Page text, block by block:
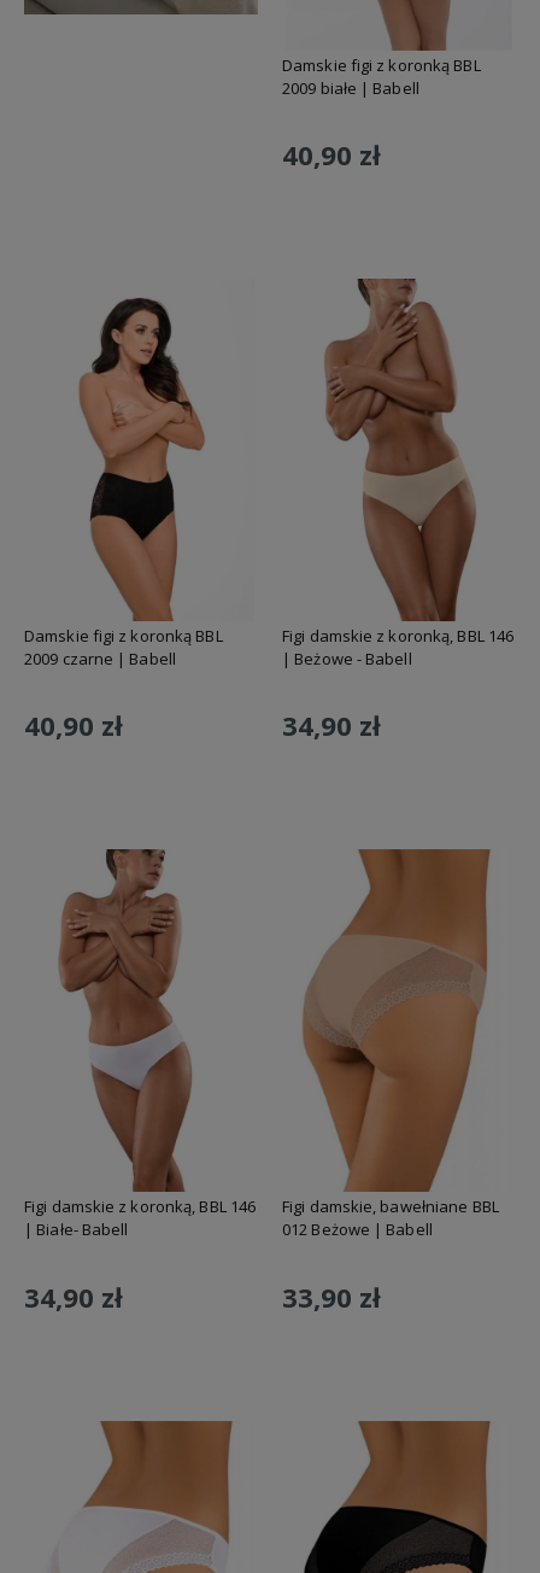
Damskie figi z koronką BBL
2009 białe | Babell
40,90 zł
Damskie figi z koronką BBL
2009 czarne | Babell
40,90 zł
Figi damskie z koronką, BBL 146
| Beżowe - Babell
34,90 zł
Figi damskie z koronką, BBL 146
| Białe- Babell
34,90 zł
Figi damskie, bawełniane BBL
012 Beżowe | Babell
33,90 zł